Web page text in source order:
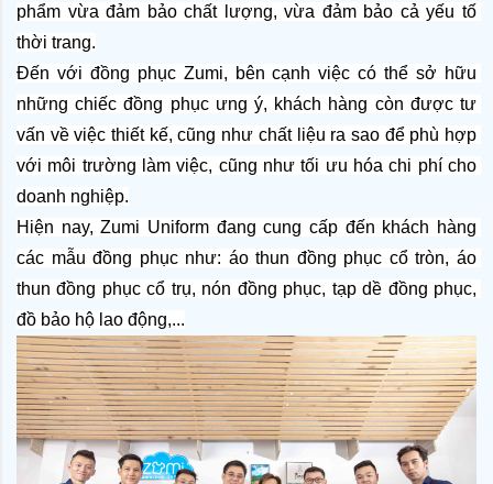
phẩm vừa đảm bảo chất lượng, vừa đảm bảo cả yếu tố
thời trang.
Đến với đồng phục Zumi, bên cạnh việc có thể sở hữu
những chiếc đồng phục ưng ý, khách hàng còn được tư
vấn về việc thiết kế, cũng như chất liệu ra sao để phù hợp
với môi trường làm việc, cũng như tối ưu hóa chi phí cho
doanh nghiệp.
Hiện nay, Zumi Uniform đang cung cấp đến khách hàng
các mẫu đồng phục như: áo thun đồng phục cổ tròn, áo
thun đồng phục cổ trụ, nón đồng phục, tạp dề đồng phục,
đồ bảo hộ lao động,...